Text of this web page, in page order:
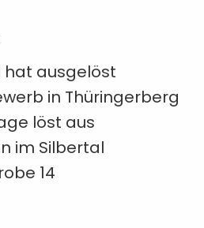
hat ausgelöst
in Thüringerberg
löst aus
im Silbertal
14